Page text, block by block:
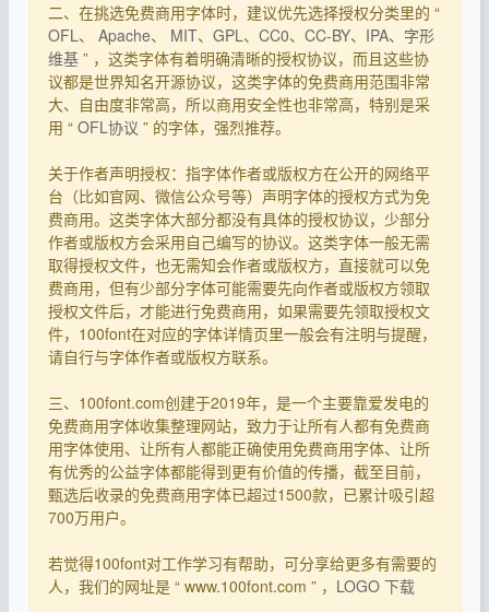
二、在挑选免费商用字体时，建议优先选择授权分类里的 “
OFL、 Apache、 MIT、 GPL、 CC0、 CC-BY、 IPA、 字形
维基 ” ，这类字体有着明确清晰的授权协议，而且这些协
议都是世界知名开源协议，这类字体的免费商用范围非常
大、自由度非常高，所以商用安全性也非常高，特别是采
用 “ OFL协议 ” 的字体，强烈推荐。
关于作者声明授权：指字体作者或版权方在公开的网络平
台（比如官网、微信公众号等）声明字体的授权方式为免
费商用。这类字体大部分都没有具体的授权协议，少部分
作者或版权方会采用自己编写的协议。这类字体一般无需
取得授权文件，也无需知会作者或版权方，直接就可以免
费商用，但有少部分字体可能需要先向作者或版权方领取
授权文件后，才能进行免费商用，如果需要先领取授权文
件，100font在对应的字体详情页里一般会有注明与提醒，
请自行与字体作者或版权方联系。
三、100font.com创建于2019年，是一个主要靠爱发电的
免费商用字体收集整理网站，致力于让所有人都有免费商
用字体使用、让所有人都能正确使用免费商用字体、让所
有优秀的公益字体都能得到更有价值的传播，截至目前，
甄选后收录的免费商用字体已超过1500款，已累计吸引超
700万用户。
若觉得100font对工作学习有帮助，可分享给更多有需要的
人，我们的网址是 “ www.100font.com ” ， LOGO 下载